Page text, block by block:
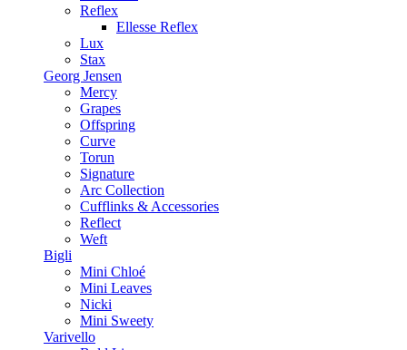
Reflex
Ellesse Reflex
Lux
Stax
Georg Jensen
Mercy
Grapes
Offspring
Curve
Torun
Signature
Arc Collection
Cufflinks & Accessories
Reflect
Weft
Bigli
Mini Chloé
Mini Leaves
Nicki
Mini Sweety
Varivello